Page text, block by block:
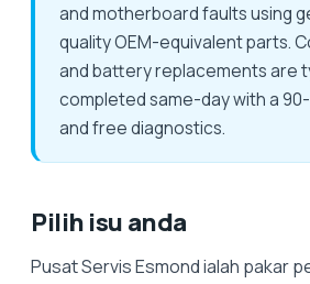
and motherboard faults using
quality OEM-equivalent parts.
and battery replacements are
completed same-day with a
and free diagnostics.
Pilih isu anda
Pusat Servis Esmond ialah pakar